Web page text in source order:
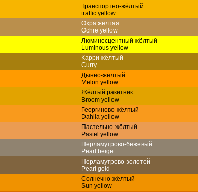
Транспортно-жёлтый
traffic yellow
Охра жёлтая
Ochre yellow
Люминесцентный жёлтый
Luminous yellow
Карри жёлтый
Curry
Дынно-жёлтый
Melon yellow
Жёлтый ракитник
Broom yellow
Георгиново-жёлтый
Dahlia yellow
Пастельно-жёлтый
Pastel yellow
Перламутрово-бежевый
Pearl beige
Перламутрово-золотой
Pearl gold
Солнечно-жёлтый
Sun yellow